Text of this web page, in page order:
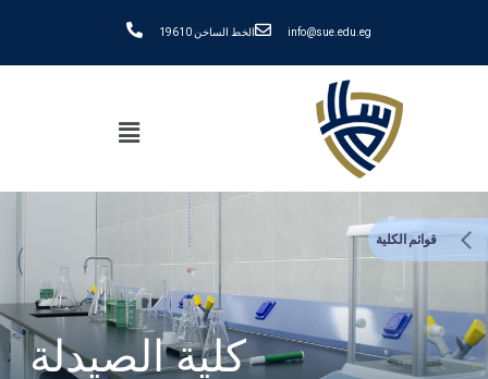
info@sue.edu.eg الخط الساخن 19610
كلية الصيدلة
قوائم الكلية